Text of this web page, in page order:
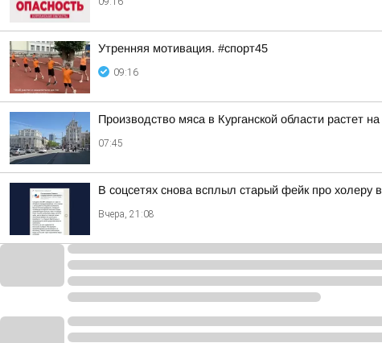
Утренняя мотивация. #спорт45
09:16
Производство мяса в Курганской области растет
07:45
В соцсетях снова всплыл старый фейк про холеру
Вчера, 21:08